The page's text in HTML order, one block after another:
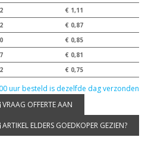
€ 1,11
€ 0,87
€ 0,85
€ 0,81
€ 0,75
uur besteld is dezelfde dag verzonden
VRAAG OFFERTE AAN
ARTIKEL ELDERS GOEDKOPER GEZIEN?